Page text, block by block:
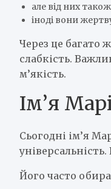
але від них
іноді вони
Через це багато
слабкість.
м’якість.
Ім’я
Сьогодні ім’я
Його часто